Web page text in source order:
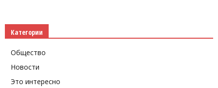
Категории
Общество
Новости
Это интересно